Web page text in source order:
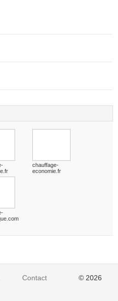
chauffage-
economie.fr
Contact © 2026